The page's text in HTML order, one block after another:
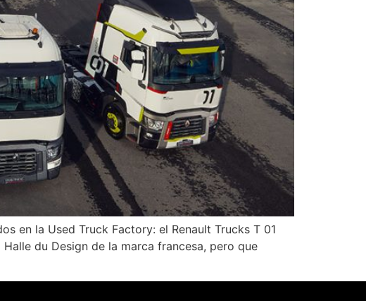
en la Used Truck Factory: el Renault Trucks T 01
du Design de la marca francesa, pero que